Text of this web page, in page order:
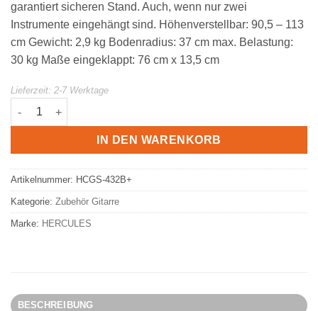
garantiert sicheren Stand. Auch, wenn nur zwei
Instrumente eingehängt sind. Höhenverstellbar: 90,5 – 113
cm Gewicht: 2,9 kg Bodenradius: 37 cm max. Belastung:
30 kg Maße eingeklappt: 76 cm x 13,5 cm
Lieferzeit: 2-7 Werktage
Hercules Gitarrenständer | Auto Grip System GS-432B Menge
IN DEN WARENKORB
Artikelnummer: HCGS-432B+
Kategorie: Zubehör Gitarre
Marke: HERCULES
BESCHREIBUNG